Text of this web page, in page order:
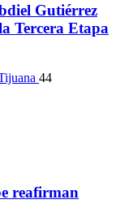
Gutiérrez
Tercera Etapa
44
reafirman